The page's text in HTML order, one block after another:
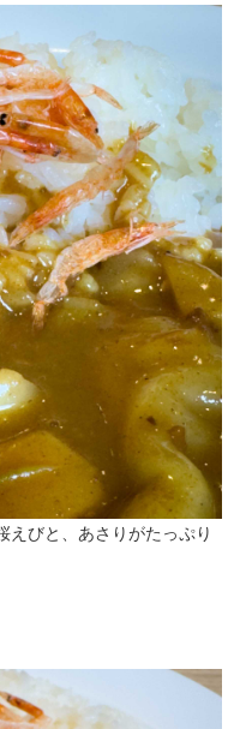
えびと、あさりがたっぷり